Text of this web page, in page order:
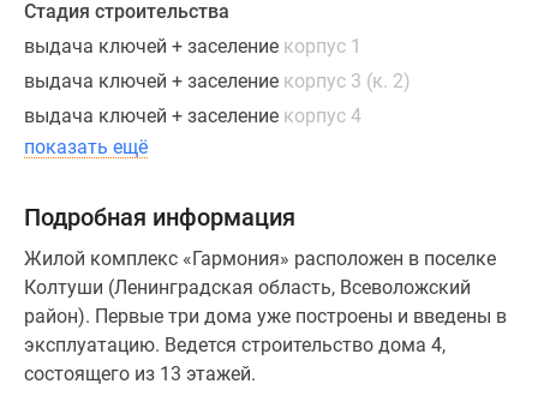
Стадия строительства
выдача ключей + заселение корпус 1
выдача ключей + заселение корпус 3 (к. 2)
выдача ключей + заселение корпус 4
показать ещё
Подробная информация
Жилой комплекс «Гармония» расположен в поселке
Колтуши (Ленинградская область, Всеволожский
район). Первые три дома уже построены и введены в
эксплуатацию. Ведется строительство дома 4,
состоящего из 13 этажей.